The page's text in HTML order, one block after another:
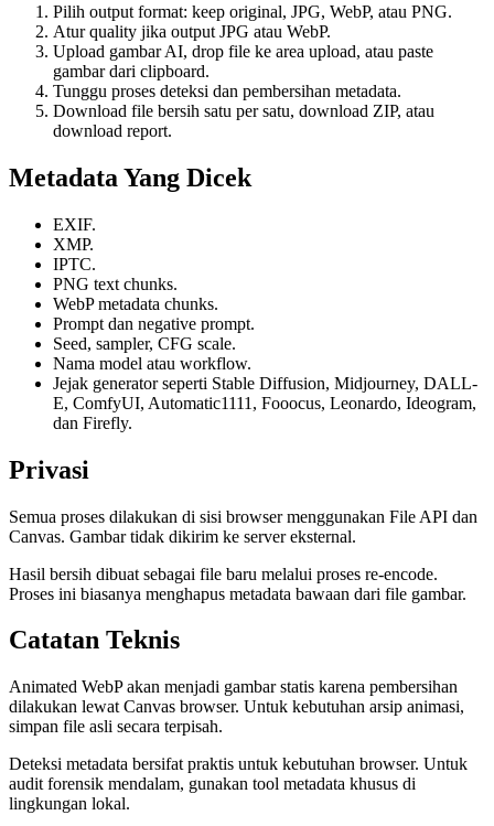
Pilih output format: keep original, JPG, WebP, atau PNG.
Atur quality jika output JPG atau WebP.
Upload gambar AI, drop file ke area upload, atau paste
gambar dari clipboard.
Tunggu proses deteksi dan pembersihan metadata.
Download file bersih satu per satu, download ZIP, atau
download report.
Metadata Yang Dicek
EXIF.
XMP.
IPTC.
PNG text chunks.
WebP metadata chunks.
Prompt dan negative prompt.
Seed, sampler, CFG scale.
Nama model atau workflow.
Jejak generator seperti Stable Diffusion, Midjourney, DALL-
E, ComfyUI, Automatic1111, Fooocus, Leonardo, Ideogram,
dan Firefly.
Privasi
Semua proses dilakukan di sisi browser menggunakan File API dan
Canvas. Gambar tidak dikirim ke server eksternal.
Hasil bersih dibuat sebagai file baru melalui proses re-encode.
Proses ini biasanya menghapus metadata bawaan dari file gambar.
Catatan Teknis
Animated WebP akan menjadi gambar statis karena pembersihan
dilakukan lewat Canvas browser. Untuk kebutuhan arsip animasi,
simpan file asli secara terpisah.
Deteksi metadata bersifat praktis untuk kebutuhan browser. Untuk
audit forensik mendalam, gunakan tool metadata khusus di
lingkungan lokal.